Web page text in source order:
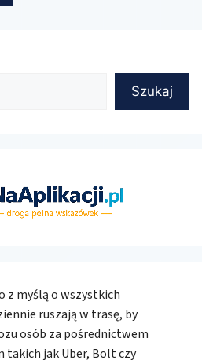
Szukaj
z myślą o wszystkich
ruszają w trasę, by
osób za pośrednictwem
jak Uber, Bolt czy